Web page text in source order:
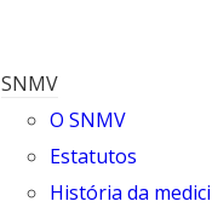
SNMV
O SNMV
Estatutos
História da